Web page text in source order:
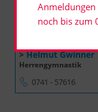
>Helmut Gwinner
Herrengymnastik
0741 - 57616
noch bis zum